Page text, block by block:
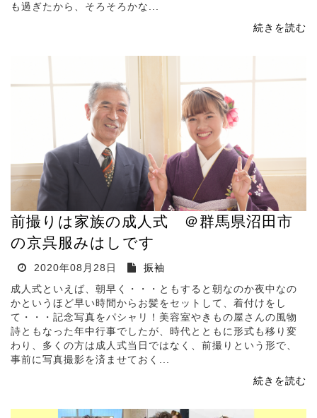
も過ぎたから、そろそろかな...
続きを読む
前撮りは家族の成人式 ＠群馬県沼田市
の京呉服みはしです
2020年08月28日
振袖
成人式といえば、朝早く・・・ともすると朝なのか夜中なの
かというほど早い時間からお髪をセットして、着付けをし
て・・・記念写真をパシャリ！美容室やきもの屋さんの風物
詩ともなった年中行事でしたが、時代とともに形式も移り変
わり、多くの方は成人式当日ではなく、前撮りという形で、
事前に写真撮影を済ませておく...
続きを読む